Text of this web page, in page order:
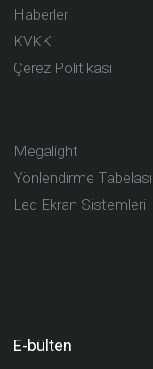
Haberler
KVKK
Çerez Politikası
Megalight
Yönlendirme Tabelası
Led Ekran Sistemleri
E-bülten